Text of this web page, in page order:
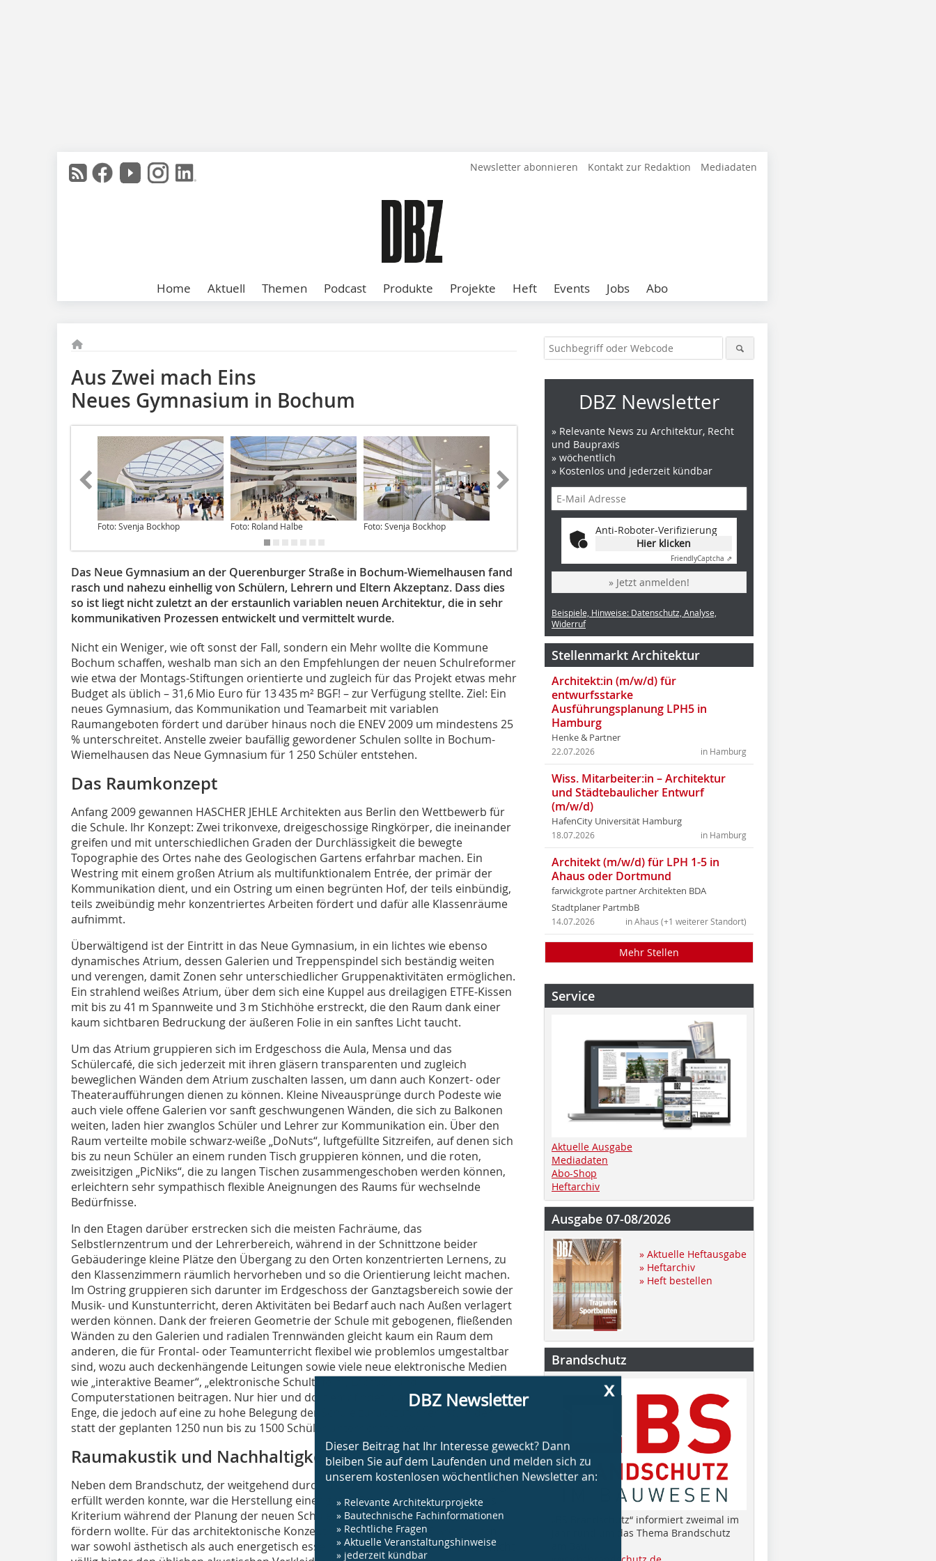
Newsletter abonnieren Kontakt zur Redaktion Mediadaten
Home Aktuell Themen Podcast Produkte Projekte Heft Events Jobs Abo
Aus Zwei mach Eins
Neues Gymnasium in Bochum
Foto: Svenja Bockhop Foto: Roland Halbe Foto: Svenja Bockhop Foto: Maximilian Meisse
Das Neue Gymnasium an der Querenburger Straße in Bochum-Wiemelhausen fand
rasch und nahezu ein­hellig von Schülern, Lehrern und Eltern Akzeptanz. Dass dies
so ist liegt nicht zuletzt an der erstaunlich variablen neuen Architektur, die in sehr
kommunikativen Prozessen entwickelt und vermittelt wurde.
Nicht ein Weniger, wie oft sonst der Fall, sondern ein Mehr wollte die Kommune
Bochum schaffen, weshalb man sich an den Empfehlungen der neuen Schulreformer
wie etwa der Montags-Stiftungen orientierte und zugleich für das Projekt etwas mehr
Budget als üblich – 31,6 Mio Euro für 13 435 m² BGF! – zur Verfügung stellte. Ziel: Ein
neues Gymnasium, das Kommunikation und Teamarbeit mit variablen
Raumangeboten fördert und darüber hinaus noch die ENEV 2009 um mindestens 25
% unterschreitet. Anstelle zweier baufällig gewordener Schulen sollte in Bochum-
Wiemelhausen das Neue Gymnasium für 1 250 Schüler entstehen.
Das Raumkonzept
Anfang 2009 gewannen HASCHER JEHLE Architekten aus Berlin den Wettbewerb für
die Schule. Ihr Konzept: Zwei trikonvexe, dreigeschossige Ringkörper, die ineinander
greifen und mit unterschiedlichen Graden der Durchlässigkeit die bewegte
Topographie des Ortes nahe des Geo­logischen Gartens erfahrbar machen. Ein
Westring mit einem großen Atrium als multifunktionalem Entrée, der primär der
Kommunikation dient, und ein Ostring um einen begrünten Hof, der teils einbündig,
teils zweibündig mehr konzentriertes Arbeiten fördert und dafür alle Klassenräume
aufnimmt.
Überwältigend ist der Eintritt in das Neue Gymnasium, in ein lichtes wie ebenso
dynamisches Atrium, dessen Galerien und Treppenspindel sich beständig weiten
und verengen, damit Zonen sehr unterschiedlicher Gruppenaktivitäten ermöglichen.
Ein strahlend weißes Atrium, über dem sich eine Kuppel aus dreilagigen ETFE-Kissen
mit bis zu 41 m Spannweite und 3 m Stichhöhe erstreckt, die den Raum dank einer
kaum sichtbaren Bedruckung der äußeren Folie in ein sanftes Licht taucht.
Um das Atrium gruppieren sich im Erdgeschoss die Aula, Mensa und das
Schülercafé, die sich jederzeit mit ihren gläsern transparenten und zugleich
beweglichen Wänden dem Atrium zuschalten lassen, um dann auch Konzert- oder
Theateraufführungen dienen zu können. Kleine Niveausprünge durch Podeste wie
auch viele offene Galerien vor sanft geschwungenen Wänden, die sich zu Balkonen
weiten, laden hier zwanglos Schüler und Lehrer zur Kommunikation ein. Über den
Raum verteilte mobile schwarz-weiße „DoNuts“, luftgefüllte Sitzreifen, auf denen sich
bis zu neun Schüler an einem runden Tisch gruppieren können, und die roten,
zweisitzigen „PicNiks“, die zu langen Tischen zusammengeschoben werden können,
erleichtern sehr sympathisch flexible Aneignungen des Raums für wechselnde
Bedürfnisse.
In den Etagen darüber erstrecken sich die meisten Fachräume, das
Selbstlernzentrum und der Lehrerbereich, während in der Schnitt­zone beider
Gebäuderinge kleine Plätze den Übergang zu den Orten konzentrierten Lernens, zu
den Klassenzimmern räumlich hervorheben und so die Orientierung leicht machen.
Im Ostring gruppieren sich darunter im Erdgeschoss der Ganztagsbereich sowie der
Musik- und Kunstunterricht, deren Aktivitäten bei Bedarf auch nach Außen verlagert
werden können. Dank der freieren Geometrie der Schule mit gebogenen, fließenden
Wänden zu den Galerien und radialen Trennwänden gleicht kaum ein Raum dem
anderen, die für Frontal- oder Teamunterricht flexibel wie problemlos umgestaltbar
sind, wozu auch deckenhängende Leitungen sowie viele neue elektronische Medien
wie „interaktive Beamer“, „elektronische Schultafeln“, Laptops und
Computerstationen beitragen. Nur hier und dort empfindet man leider eine gewisse
Enge, die jedoch auf eine zu hohe Belegung der Schule zurückzuführen ist, in der
statt der geplanten 1250 nun bis zu 1500 Schüler unterrichtet werden.
Raumakustik und Nachhaltigkeit
Neben dem Brandschutz, der weitgehend durch die Schaffung mehrerer Fluchtwege
erfüllt werden konnte, war die Herstellung einer guten Raumakustik ein wichtiges
Kriterium während der Planung der neuen Schule, die dezidiert Kommunikation
fördern wollte. Für das architektonische Konzept von HASCHER JEHLE Architekten
war sowohl ästhetisch als auch energetisch essentiell, dass Wände und Decken nicht
x
DBZ Newsletter
Dieser Beitrag hat Ihr Interesse geweckt? Dann
bleiben Sie auf dem Laufenden und melden sich zu
unserem kostenlosen wöchentlichen Newsletter an:
» Relevante Architekturprojekte
» Bautechnische Fachinformationen
» Rechtliche Fragen
» Aktuelle Veranstaltungshinweise
» jederzeit kündbar
DBZ Newsletter
» Relevante News zu Architektur, Recht
und Baupraxis
» wöchentlich
» Kostenlos und jederzeit kündbar
Anti-Roboter-Verifizierung
Hier klicken
FriendlyCaptcha ⇗
» Jetzt anmelden!
Beispiele, Hinweise: Datenschutz, Analyse,
Widerruf
Stellenmarkt Architektur
Architekt:in (m/w/d) für
entwurfsstarke
Ausführungsplanung LPH5 in
Hamburg
Henke & Partner
in Hamburg
22.07.2026
Wiss. Mitarbeiter:in – Architektur
und Städtebaulicher Entwurf
(m/w/d)
HafenCity Universität Hamburg
in Hamburg
18.07.2026
Architekt (m/w/d) für LPH 1-5 in
Ahaus oder Dortmund
farwickgrote partner Architekten BDA
Stadtplaner PartmbB
in Ahaus (+1 weiterer Standort)
14.07.2026
Mehr Stellen
Service
Aktuelle Ausgabe
Mediadaten
Abo-Shop
Heftarchiv
Ausgabe 07-08/2026
» Aktuelle Heftausgabe
» Heftarchiv
» Heft bestellen
Brandschutz
„BS Brandschutz“ informiert zweimal im
Jahr rund um das Thema Brandschutz